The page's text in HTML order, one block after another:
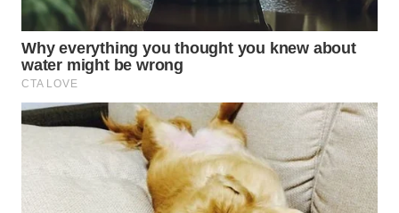
METRO
MEDAN
NEWS
JAKARTA
NEWS
NEWS